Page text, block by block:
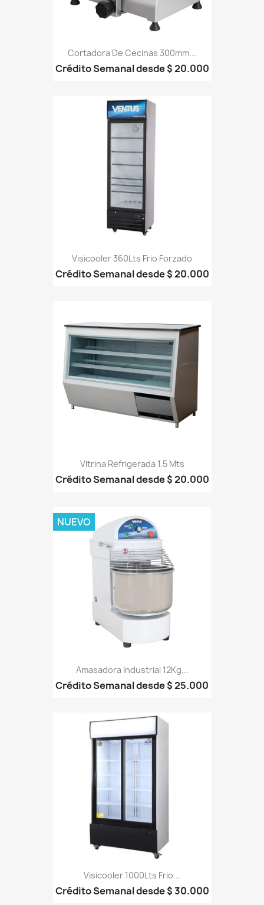
Cortadora De Cecinas 300mm...
Crédito Semanal desde $ 20.000
Visicooler 360Lts Frio Forzado
Crédito Semanal desde $ 20.000
Vitrina Refrigerada 1.5 Mts
Crédito Semanal desde $ 20.000
Amasadora Industrial 12Kg...
Crédito Semanal desde $ 25.000
NUEVO
Visicooler 1000Lts Frio...
Crédito Semanal desde $ 30.000